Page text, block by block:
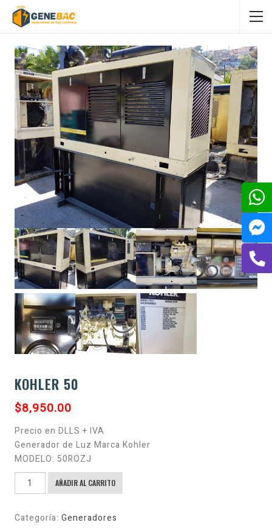
KOHLER 50
$8,950.00
Precio en DLLS + IVA
Generador de Luz Marca Kohler
MODELO: 50ROZJ
KOHLER
50
AÑADIR AL CARRITO
Categoría: Generadores